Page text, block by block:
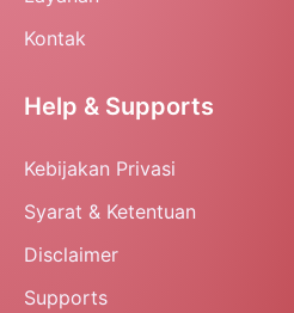
Kontak
Help & Supports
Kebijakan Privasi
Syarat & Ketentuan
Disclaimer
Supports